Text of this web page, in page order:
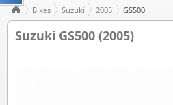
Bikes Suzuki 2005 GS500
Suzuki GS500 (2005)